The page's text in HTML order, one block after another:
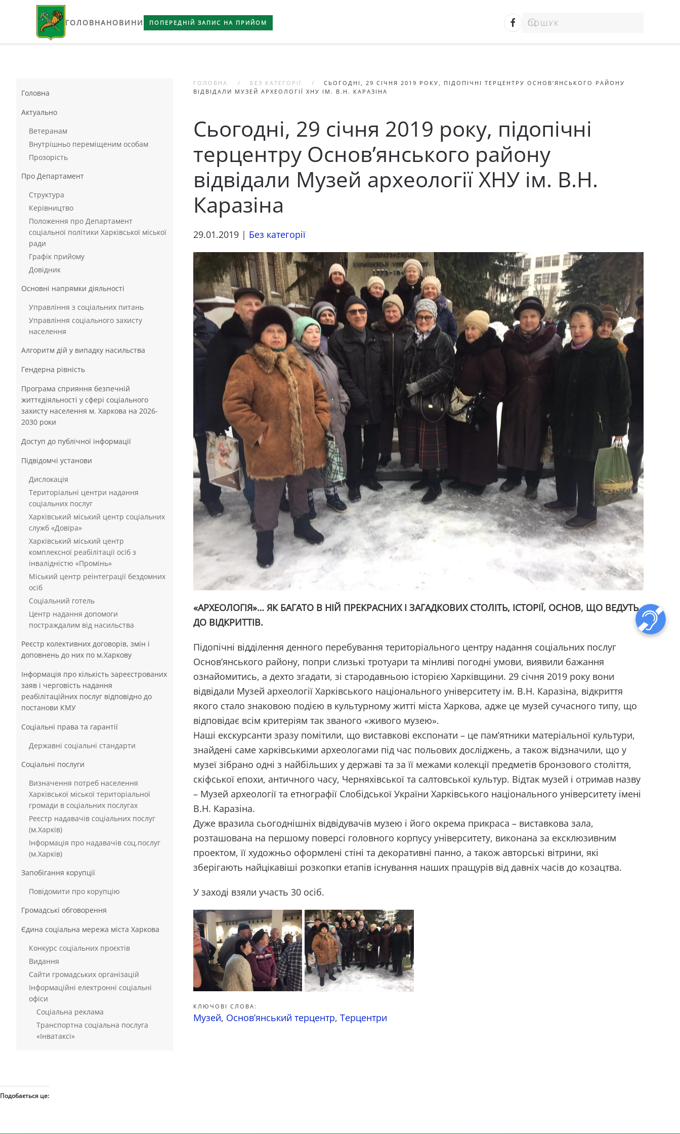
Skip to main content
ГОЛОВНАНОВИНИ ПОПЕРЕДНІЙ ЗАПИС НА ПРИЙОМ
Головна
Актуально
Ветеранам
Внутрішньо переміщеним особам
Прозорість
Про Департамент
Структура
Керівництво
Положення про Департамент
соціальної політики Харківської міської
ради
Графік прийому
Довідник
Основні напрямки діяльності
Управління з соціальних питань
Управління соціального захисту
населення
Алгоритм дій у випадку насильства
Гендерна рівність
Програма сприяння безпечній
життєдіяльності у сфері соціального
захисту населення м. Харкова на 2026-
2030 роки
Доступ до публічної інформації
Підвідомчі установи
Дислокація
Територіальні центри надання
соціальних послуг
Харківський міський центр соціальних
служб «Довіра»
Харківський міський центр
комплексної реабілітації осіб з
інвалідністю «Промінь»
Міський центр реінтеграції бездомних
осіб
Соціальний готель
Центр надання допомоги
постраждалим від насильства
Реєстр колективних договорів, змін і
доповнень до них по м.Харкову
Інформація про кількість зареєстрованих
заяв і черговість надання
реабілітаційних послуг відповідно до
постанови КМУ
Соціальні права та гарантії
Державні соціальні стандарти
Соціальні послуги
Визначення потреб населення
Харківської міської територіальної
громади в соціальних послугах
Реєстр надавачів соціальних послуг
(м.Харків)
Інформація про надавачів соц.послуг
(м.Харків)
Запобігання корупції
Повідомити про корупцію
Громадські обговорення
Єдина соціальна мережа міста Харкова
Конкурс соціальних проєктів
Видання
Сайти громадських організацій
Інформаційні електронні соціальні
офіси
Соціальна реклама
Транспортна соціальна послуга
«Інватаксі»
ГОЛОВНА БЕЗ КАТЕГОРІЇ
СЬОГОДНІ, 29 СІЧНЯ 2019 РОКУ, ПІДОПІЧНІ ТЕРЦЕНТРУ ОСНОВ’ЯНСЬКОГО РАЙОНУ
ВІДВІДАЛИ МУЗЕЙ АРХЕОЛОГІЇ ХНУ ІМ. В.Н. КАРАЗІНА
Сьогодні, 29 січня 2019 року, підопічні
терцентру Основ’янського району
відвідали Музей археології ХНУ ім. В.Н.
Каразіна
29.01.2019 | Без категорії
«АРХЕОЛОГІЯ»… ЯК БАГАТО В НІЙ ПРЕКРАСНИХ І ЗАГАДКОВИХ СТОЛІТЬ, ІСТОРІЇ, ОСНОВ, ЩО ВЕДУТЬ
ДО ВІДКРИТТІВ.
Підопічні відділення денного перебування територіального центру надання соціальних послуг
Основ’янського району, попри слизькі тротуари та мінливі погодні умови, виявили бажання
ознайомитись, а дехто згадати, зі стародавньою історією Харківщини. 29 січня 2019 року вони
відвідали Музей археології Харківського національного університету ім. В.Н. Каразіна, відкриття
якого стало знаковою подією в культурному житті міста Харкова, адже це музей сучасного типу, що
відповідає всім критеріям так званого «живого музею».
Наші екскурсанти зразу помітили, що виставкові експонати – це пам’ятники матеріальної культури,
знайдені саме харківськими археологами під час польових досліджень, а також відзначили, що у
музеї зібрано одні з найбільших у державі та за її межами колекції предметів бронзового століття,
скіфської епохи, античного часу, Черняхівської та салтовської культур. Відтак музей і отримав назву
– Музей археології та етнографії Слобідської України Харківського національного університету імені
В.Н. Каразіна.
Дуже вразила сьогоднішніх відвідувачів музею і його окрема прикраса – виставкова зала,
розташована на першому поверсі головного корпусу університету, виконана за ексклюзивним
проектом, її художньо оформлені стіні та декоративні панно, а також авторські вітрини, які
зберігають найцікавіші розкопки етапів існування наших пращурів від давніх часів до козацтва.
У заході взяли участь 30 осіб.
КЛЮЧОВІ СЛОВА:
Музей, Основ’янський терцентр, Терцентри
Подобається це: